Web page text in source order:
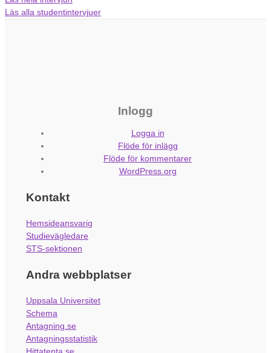
Läs alla studentintervjuer
Inlogg
Logga in
Flöde för inlägg
Flöde för kommentarer
WordPress.org
Kontakt
Hemsideansvarig
Studievägledare
STS-sektionen
Andra webbplatser
Uppsala Universitet
Schema
Antagning.se
Antagningsstatistik